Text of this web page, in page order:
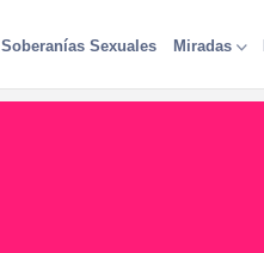
Soberanías Sexuales Miradas